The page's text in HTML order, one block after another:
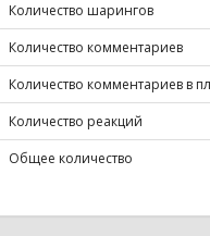
Количество шарингов
Количество комментариев
Количество комментариев в
Количество реакций
Общее количество